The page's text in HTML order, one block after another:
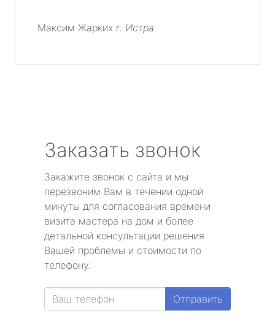
Максим Жарких г. Истра
Заказать звонок
Закажите звонок с сайта и мы
перезвоним Вам в течении одной
минуты для согласования времени
визита мастера на дом и более
детальной консультации решения
Вашей проблемы и стоимости по
телефону.
Отправить